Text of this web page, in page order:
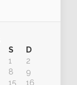
S
D
1
2
8
9
15
16